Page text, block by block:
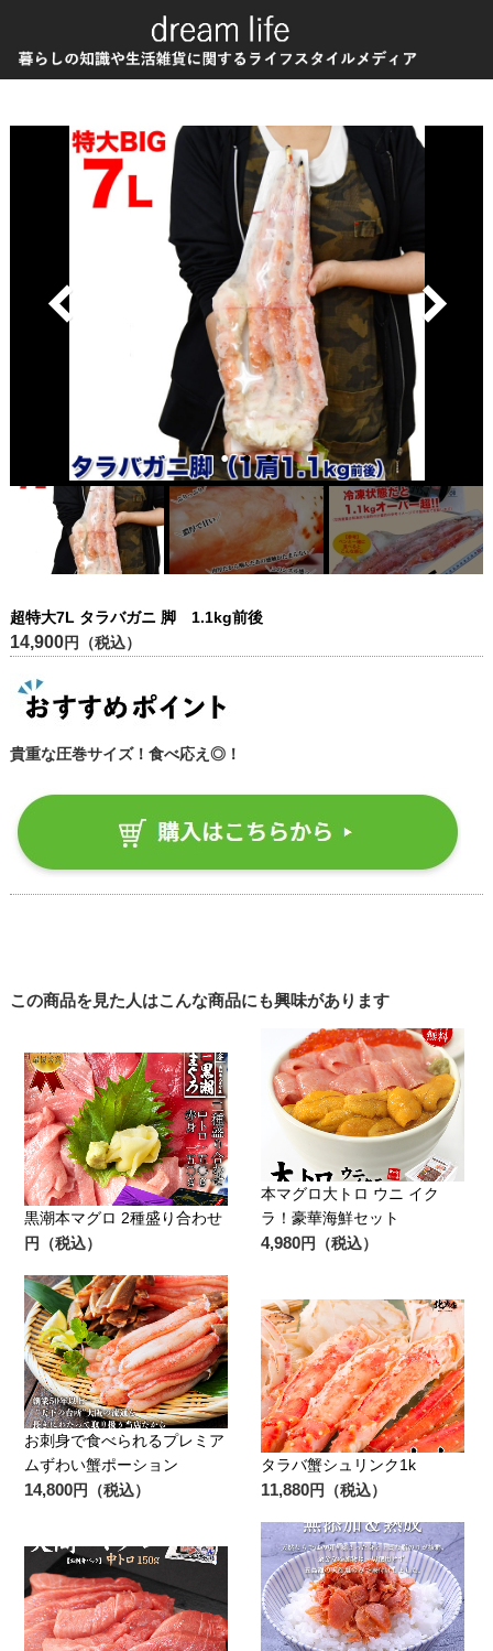
超特大7L タラバガニ 脚 1.1kg前後
14,900円（税込）
貴重な圧巻サイズ！食べ応え◎！
この商品を見た人はこんな商品にも興味があります
黒潮本マグロ 2種盛り合わせ
円（税込）
本マグロ大トロ ウニ イク
ラ！豪華海鮮セット
4,980円（税込）
お刺身で食べられるプレミア
ムずわい蟹ポーション
14,800円（税込）
タラバ蟹シュリンク1k
11,880円（税込）